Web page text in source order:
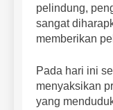
pelindung,
sangat
memberikan
Pada hari ini
menyaksikan
yang